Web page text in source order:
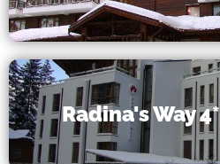
Radina's Way 4*